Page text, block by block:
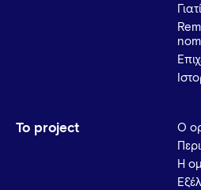
Το project
Ο
Η